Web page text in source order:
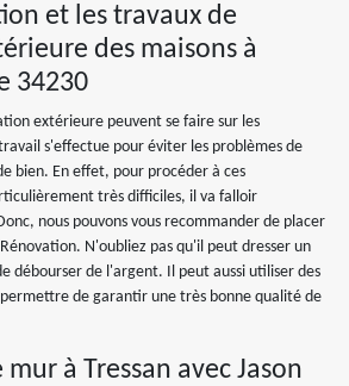
et les travaux de
des maisons à
34230
extérieure peuvent se faire sur les
s'effectue pour éviter les problèmes de
bien. En effet, pour procéder à ces
très difficiles, il va falloir
nous pouvons vous recommander de placer
N'oubliez pas qu'il peut dresser un
débourser de l'argent. Il peut aussi utiliser des
de garantir une très bonne qualité de
à Tressan avec Jason